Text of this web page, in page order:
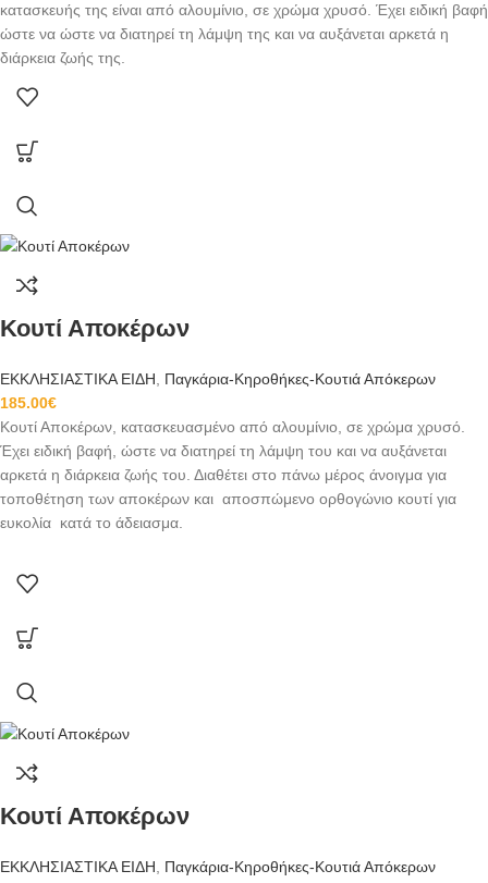
κατασκευής της είναι από αλουμίνιο, σε χρώμα χρυσό. Έχει ειδική βαφή
ώστε να ώστε να διατηρεί τη λάμψη της και να αυξάνεται αρκετά η
διάρκεια ζωής της.
Κουτί Αποκέρων
ΕΚΚΛΗΣΙΑΣΤΙΚΑ ΕΙΔΗ, Παγκάρια-Κηροθήκες-Κουτιά Απόκερων
185.00€
Κουτί Αποκέρων, κατασκευασμένο από αλουμίνιο, σε χρώμα χρυσό.
Έχει ειδική βαφή, ώστε να διατηρεί τη λάμψη του και να αυξάνεται
αρκετά η διάρκεια ζωής του. Διαθέτει στο πάνω μέρος άνοιγμα για
τοποθέτηση των αποκέρων και αποσπώμενο ορθογώνιο κουτί για
ευκολία κατά το άδειασμα.
Κουτί Αποκέρων
ΕΚΚΛΗΣΙΑΣΤΙΚΑ ΕΙΔΗ
Παγκάρια-Κηροθήκες-Κουτιά Απόκερων